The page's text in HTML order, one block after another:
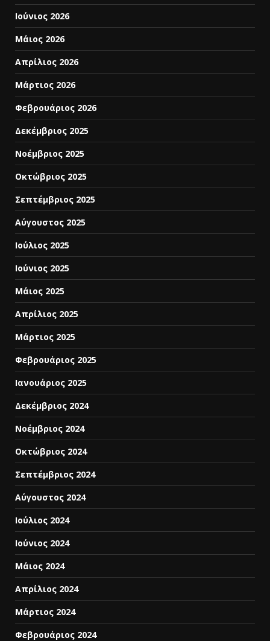
Ιούνιος 2026
Μάιος 2026
Απρίλιος 2026
Μάρτιος 2026
Φεβρουάριος 2026
Δεκέμβριος 2025
Νοέμβριος 2025
Οκτώβριος 2025
Σεπτέμβριος 2025
Αύγουστος 2025
Ιούλιος 2025
Ιούνιος 2025
Μάιος 2025
Απρίλιος 2025
Μάρτιος 2025
Φεβρουάριος 2025
Ιανουάριος 2025
Δεκέμβριος 2024
Νοέμβριος 2024
Οκτώβριος 2024
Σεπτέμβριος 2024
Αύγουστος 2024
Ιούλιος 2024
Ιούνιος 2024
Μάιος 2024
Απρίλιος 2024
Μάρτιος 2024
Φεβρουάριος 2024